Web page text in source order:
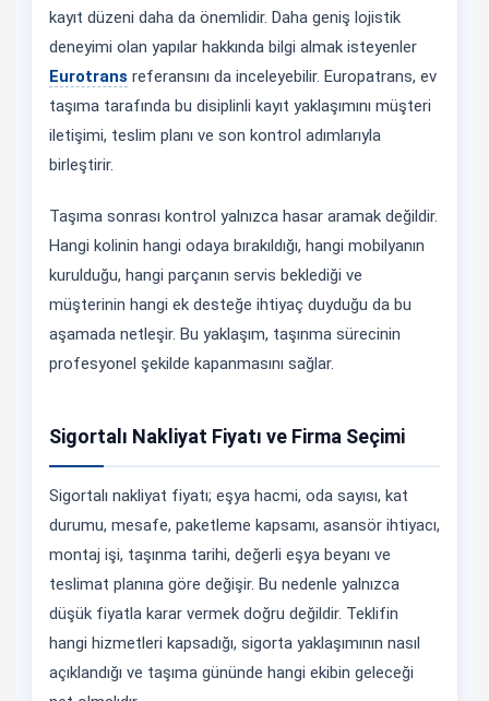
kayıt düzeni daha da önemlidir. Daha geniş lojistik
deneyimi olan yapılar hakkında bilgi almak isteyenler
Eurotrans referansını da inceleyebilir. Europatrans, ev
taşıma tarafında bu disiplinli kayıt yaklaşımını müşteri
iletişimi, teslim planı ve son kontrol adımlarıyla
birleştirir.
Taşıma sonrası kontrol yalnızca hasar aramak değildir.
Hangi kolinin hangi odaya bırakıldığı, hangi mobilyanın
kurulduğu, hangi parçanın servis beklediği ve
müşterinin hangi ek desteğe ihtiyaç duyduğu da bu
aşamada netleşir. Bu yaklaşım, taşınma sürecinin
profesyonel şekilde kapanmasını sağlar.
Sigortalı Nakliyat Fiyatı ve Firma Seçimi
Sigortalı nakliyat fiyatı; eşya hacmi, oda sayısı, kat
durumu, mesafe, paketleme kapsamı, asansör ihtiyacı,
montaj işi, taşınma tarihi, değerli eşya beyanı ve
teslimat planına göre değişir. Bu nedenle yalnızca
düşük fiyatla karar vermek doğru değildir. Teklifin
hangi hizmetleri kapsadığı, sigorta yaklaşımının nasıl
açıklandığı ve taşıma gününde hangi ekibin geleceği